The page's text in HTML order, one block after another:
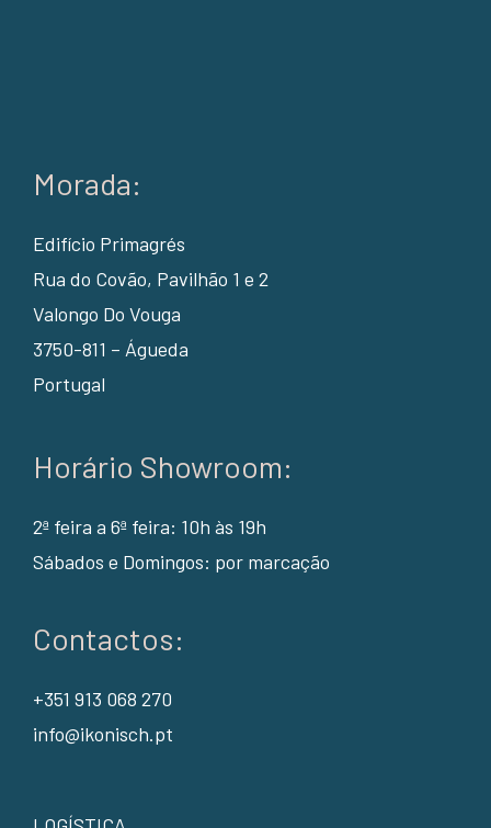
Morada:
Edifício Primagrés
Rua do Covão, Pavilhão 1 e 2
Valongo Do Vouga
3750-811 – Águeda
Portugal
Horário Showroom:
2ª feira a 6ª feira: 10h às 19h
Sábados e Domingos: por marcação
Contactos:
+351 913 068 270
info@ikonisch.pt